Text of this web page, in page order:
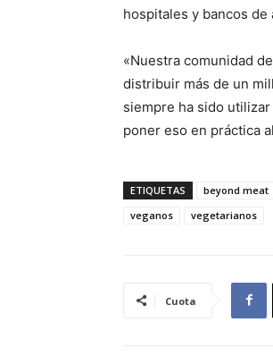
hospitales y bancos
«Nuestra comunidad
distribuir más de un
siempre ha sido
poner eso en práctica
ETIQUETAS beyond meat
veganos
vegetarianos
Cuota